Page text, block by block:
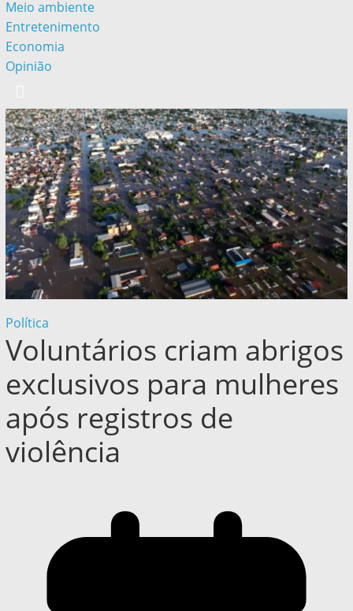
Meio ambiente
Entretenimento
Economia
Opinião
Política
Voluntários criam abrigos
exclusivos para mulheres
após registros de
violência